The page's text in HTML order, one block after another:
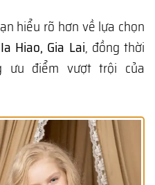
hiểu rõ hơn về lựa chọn
Hiao, Gia Lai, đồng thời
ưu điểm vượt trội của